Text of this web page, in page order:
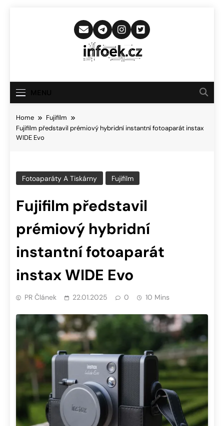
Infoek.cz
Novinkám
Home
Fujifilm
Fujifilm představil prémiový hybridní instantní fotoaparát instax
WIDE Evo
Fotoaparáty A Tiskárny Fujifilm
Fujifilm představil
prémiový hybridní
instantní fotoaparát
instax WIDE Evo
PR Článek 22.01.2025 0 10 Mins